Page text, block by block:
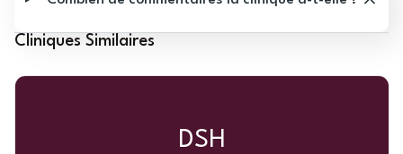
Cliniques Similaires
DSH